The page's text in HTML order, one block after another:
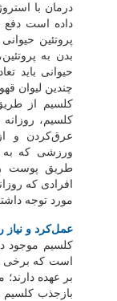
درمان با
داده است دفع
پروتئین
بدن به
حیوانی باید
چندین لیوان
کلسیم از
کلسیم،
عرق‌کردن و
ورزشی که به
طریق پوست
افرادی که
مورد توجه
عمل‌کرد و نیاز
کلسیم موجود
است که برخی
بر عهده
بازجذب کلسیم